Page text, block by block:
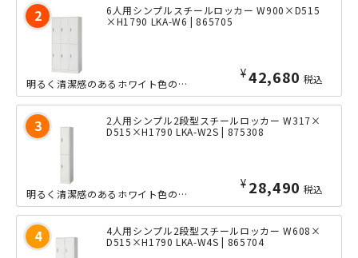
6人用シンプルスチールロッカー W900×D515
×H1790 LKA-W6 | 865705
¥42,680 税込
明るく清潔感のあるホワイト色のエコ塗装を施した、大変リーズナブルな6人用スチール...
2人用シンプル2段型スチールロッカー W317×
D515×H1790 LKA-W2S | 875308
¥ 28,490 税込
明るく清潔感のあるホワイト色のエコ塗装を施した、大変リーズナブルな2人用スチール...
4人用シンプル2段型スチールロッカー W608×
D515×H1790 LKA-W4S | 865704